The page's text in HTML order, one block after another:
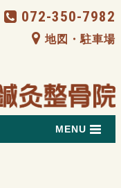
072-350-7982
地図・駐車場
MENU